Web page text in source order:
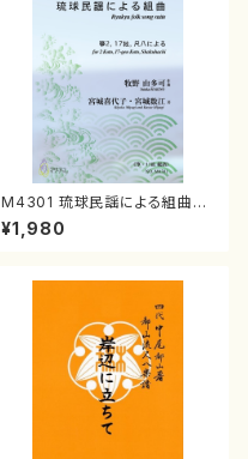
M4301 琉球民謡による組曲
（箏/牧野由多可作曲/宮城喜代
子・宮城数江著/箏曲楽譜）
¥1,980